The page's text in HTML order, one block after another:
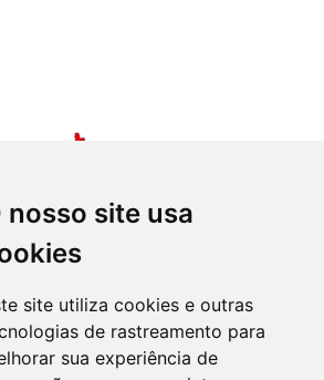
nosso site usa
site utiliza cookies e outras
de rastreamento para
sua experiência de
PRINCIPIO
GRANDE DO SUL